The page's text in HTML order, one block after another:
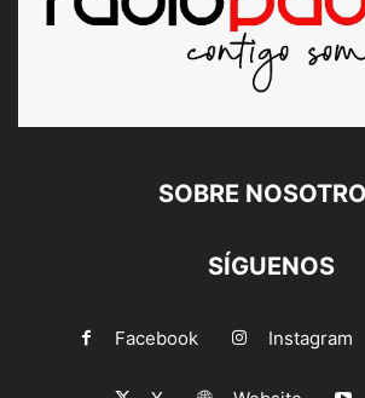
SOBRE
SÍGUENOS
Facebook Instagram